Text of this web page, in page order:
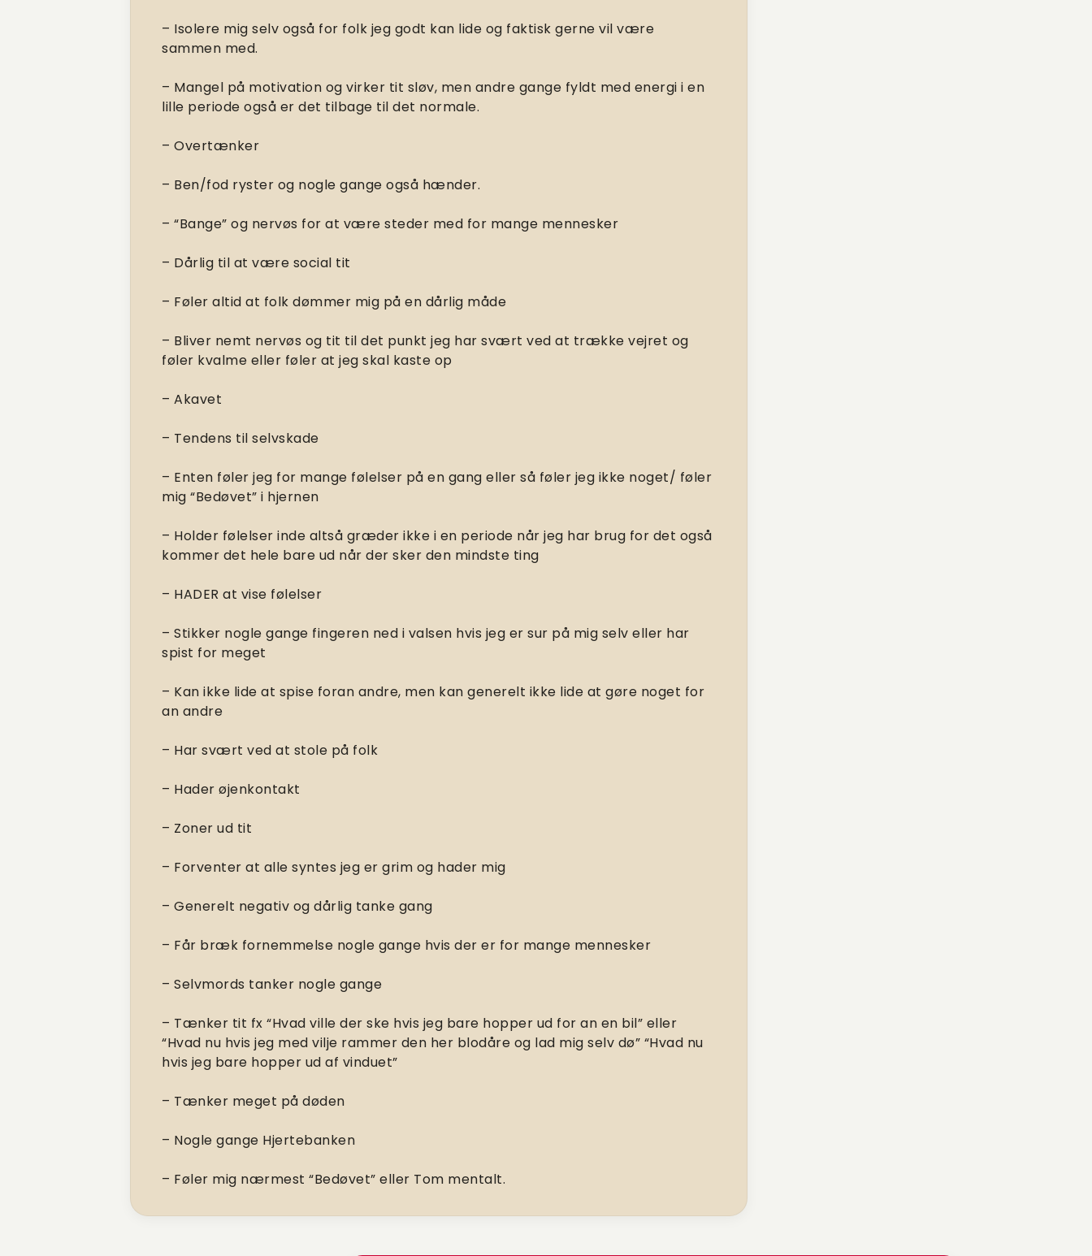
– Isolere mig selv også for folk jeg godt kan lide og faktisk gerne vil være
sammen med.
– Mangel på motivation og virker tit sløv, men andre gange fyldt med energi i en
lille periode også er det tilbage til det normale.
– Overtænker
– Ben/fod ryster og nogle gange også hænder.
– “Bange” og nervøs for at være steder med for mange mennesker
– Dårlig til at være social tit
– Føler altid at folk dømmer mig på en dårlig måde
– Bliver nemt nervøs og tit til det punkt jeg har svært ved at trække vejret og
føler kvalme eller føler at jeg skal kaste op
– Akavet
– Tendens til selvskade
– Enten føler jeg for mange følelser på en gang eller så føler jeg ikke noget/ føler
mig “Bedøvet” i hjernen
– Holder følelser inde altså græder ikke i en periode når jeg har brug for det også
kommer det hele bare ud når der sker den mindste ting
– HADER at vise følelser
– Stikker nogle gange fingeren ned i valsen hvis jeg er sur på mig selv eller har
spist for meget
– Kan ikke lide at spise foran andre, men kan generelt ikke lide at gøre noget for
an andre
– Har svært ved at stole på folk
– Hader øjenkontakt
– Zoner ud tit
– Forventer at alle syntes jeg er grim og hader mig
– Generelt negativ og dårlig tanke gang
– Får bræk fornemmelse nogle gange hvis der er for mange mennesker
– Selvmords tanker nogle gange
– Tænker tit fx “Hvad ville der ske hvis jeg bare hopper ud for an en bil” eller
“Hvad nu hvis jeg med vilje rammer den her blodåre og lad mig selv dø” “Hvad nu
hvis jeg bare hopper ud af vinduet”
– Tænker meget på døden
– Nogle gange Hjertebanken
– Føler mig nærmest “Bedøvet” eller Tom mentalt.